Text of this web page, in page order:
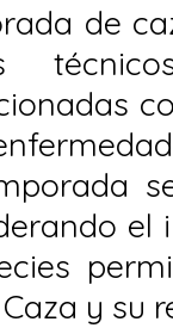
de
y su